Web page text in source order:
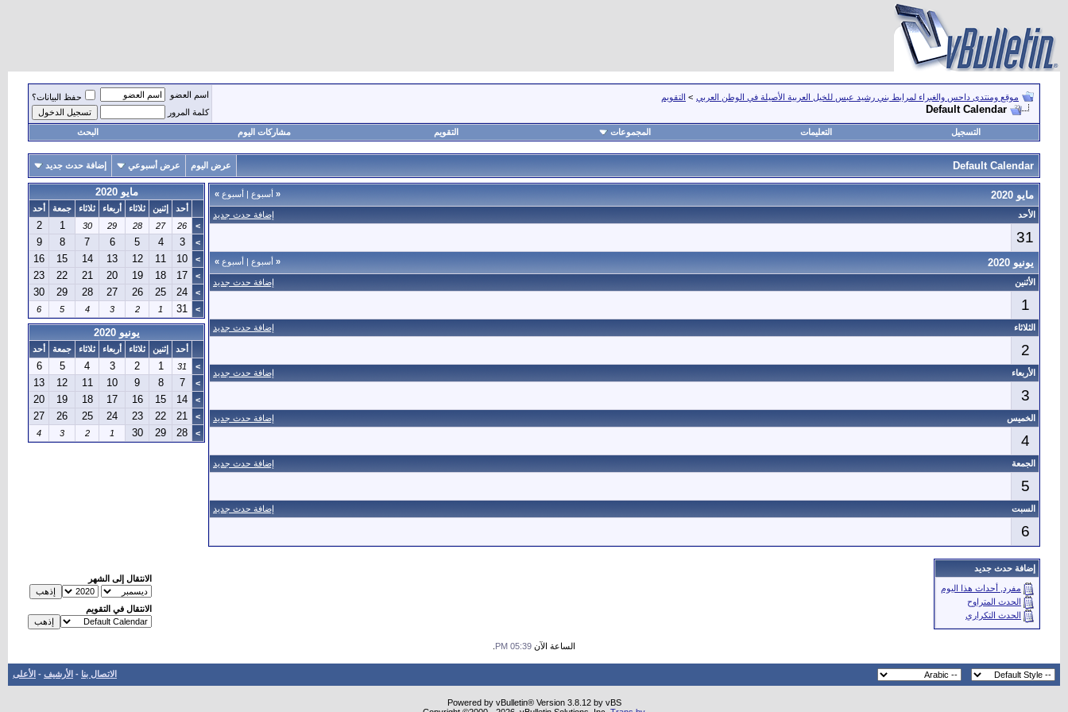
موقع ومنتدى داحس والغبراء لمرابط بني رشيد عبس للخيل العربية الأصيلة في الوطن العربي > التقويم
Default Calendar
اسم العضو
حفظ البيانات؟
كلمة المرور
التسجيل التعليمات المجموعات التقويم مشاركات اليوم البحث
Default Calendar عرض اليوم عرض أسبوعي إضافة حدث جديد
« أسبوع | أسبوع » مايو 2020
إضافة حدث جديد الأحد
31
« أسبوع | أسبوع » يونيو 2020
إضافة حدث جديد الأثنين
1
إضافة حدث جديد الثلاثاء
2
إضافة حدث جديد الأربعاء
3
إضافة حدث جديد الخميس
4
إضافة حدث جديد الجمعة
5
إضافة حدث جديد السبت
6
مايو 2020
أحد إثنين ثلاثاء أربعاء ثلاثاء جمعة
أحد
>
26
27
28
29
30
1
2
>
3
4
5
6
7
8
9
>
10
11
12
13
14
15
16
>
17
18
19
20
21
22
23
>
24
25
26
27
28
29
30
>
31
1
2
3
4
5
6
يونيو 2020
أحد إثنين ثلاثاء أربعاء ثلاثاء جمعة
أحد
>
31
1
2
3
4
5
6
>
7
8
9
10
11
12
13
>
14
15
16
17
18
19
20
>
21
22
23
24
25
26
27
>
28
29
30
1
2
3
4
إضافة حدث جديد
مفرد, أحداث هذا اليوم
الحدث المتراوح
الحدث التكراري
الانتقال إلى الشهر
الانتقال في التقويم
الساعة الآن 05:39 PM
الاتصال بنا - الأرشيف - الأعلى
Powered by vBulletin® Version 3.8.12 by vBS